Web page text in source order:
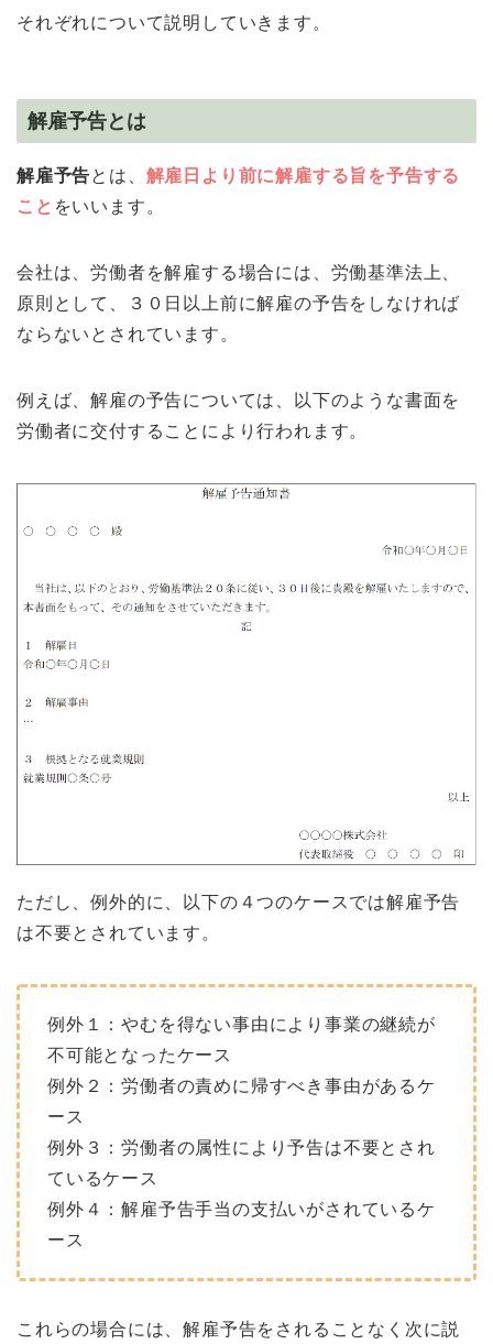
それぞれについて説明していきます。
解雇予告とは
解雇予告とは、 解雇日より前に解雇する旨を予告する
こと をいいます。
会社は、労働者を解雇する場合には、労働基準法上、
原則として、３０日以上前に解雇の予告をしなければ
ならないとされています。
例えば、解雇の予告については、以下のような書面を
労働者に交付することにより行われます。
ただし、例外的に、以下の４つのケースでは解雇予告
は不要とされています。
例外１：やむを得ない事由により事業の継続が
不可能となったケース
例外２：労働者の責めに帰すべき事由があるケ
ース
例外３：労働者の属性により予告は不要とされ
ているケース
例外４：解雇予告手当の支払いがされているケ
ース
これらの場合には、解雇予告をされることなく次に説